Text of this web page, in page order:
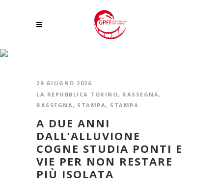
29 GIUGNO 2026
LA REPUBBLICA TORINO, RASSEGNA,
RASSEGNA, STAMPA, STAMPA
A DUE ANNI
DALL’ALLUVIONE
COGNE STUDIA PONTI E
VIE PER NON RESTARE
PIÙ ISOLATA